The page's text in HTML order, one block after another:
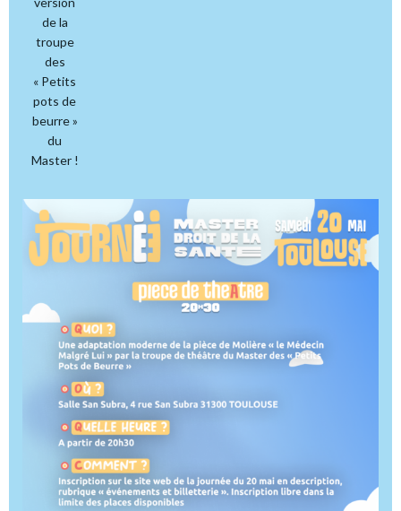
de la
troupe
des
« Petits
pots de
beurre »
du
Master !